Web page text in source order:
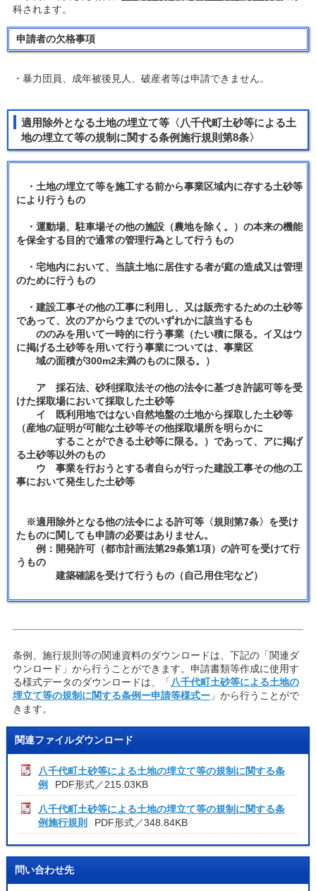
科されます。
申請者の欠格事項
・暴力団員、成年被後見人、破産者等は申請できません。
適用除外となる土地の埋立て等〈八千代町土砂等による土
地の埋立て等の規制に関する条例施行規則第8条〉
・土地の埋立て等を施工する前から事業区域内に存する土砂等
により行うもの
・運動場、駐車場その他の施設（農地を除く。）の本来の機能
を保全する目的で通常の管理行為として行うもの
・宅地内において、当該土地に居住する者が庭の造成又は管理
のために行うもの
・建設工事その他の工事に利用し、又は販売するための土砂等
であって、次のアからウまでのいずれかに該当するも
ののみを用いて一時的に行う事業（たい積に限る。イ又はウ
に掲げる土砂等を用いて行う事業については、事業区
域の面積が300m2未満のものに限る。）
ア 採石法、砂利採取法その他の法令に基づき許認可等を受
けた採取場において採取した土砂等
イ 既利用地ではない自然地盤の土地から採取した土砂等
（産地の証明が可能な土砂等その他採取場所を明らかに
することができる土砂等に限る。）であって、アに掲げ
る土砂等以外のもの
ウ 事業を行おうとする者自らが行った建設工事その他の工
事において発生した土砂等
※適用除外となる他の法令による許可等〈規則第7条〉を受け
たものに関しても申請の必要はありません。
例：開発許可（都市計画法第29条第1項）の許可を受けて行
うもの
建築確認を受けて行うもの（自己用住宅など）
条例、施行規則等の関連資料のダウンロードは、下記の「関連ダ
ウンロード」から行うことができます。申請書類等作成に使用す
る様式データのダウンロードは、「 八千代町土砂等による土地の
埋立て等の規制に関する条例ー申請等様式ー」から行うことがで
きます。
関連ファイルダウンロード
八千代町土砂等による土地の埋立て等の規制に関する条
例
PDF形式／215.03KB
八千代町土砂等による土地の埋立て等の規制に関する条
例施行規則
PDF形式／348.84KB
問い合わせ先